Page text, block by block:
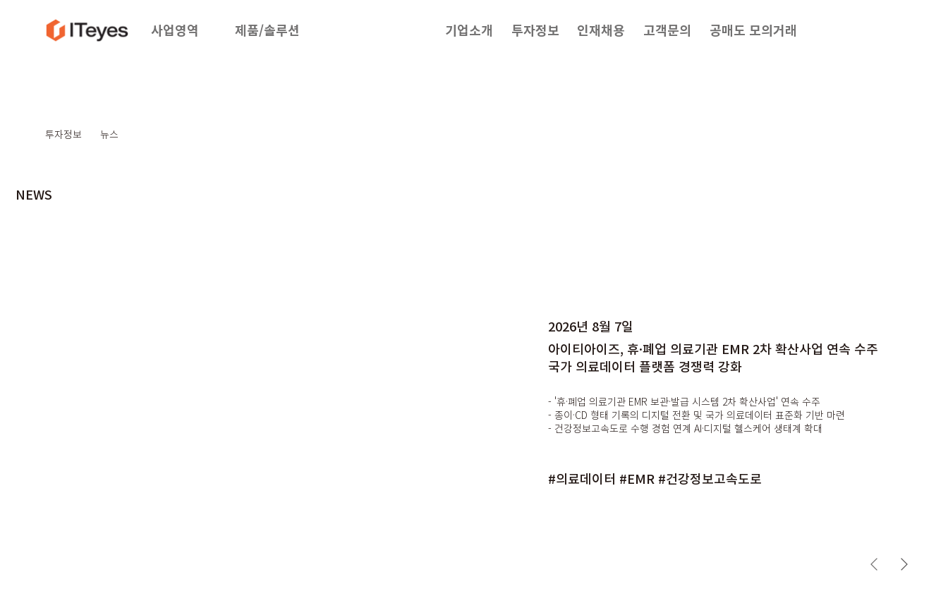
사업영역 제품/솔루션 기업소개 투자정보 인재채용 고객문의 공매도 모의거래
투자정보 뉴스
NEWS
2026년 8월 7일
아이티아이즈, 휴·폐업 의료기관 EMR 2차 확산사업 연속 수주
국가 의료데이터 플랫폼 경쟁력 강화
- '휴·폐업 의료기관 EMR 보관·발급 시스템 2차 확산사업' 연속 수주
- 종이·CD 형태 기록의 디지털 전환 및 국가 의료데이터 표준화 기반 마련
- 건강정보고속도로 수행 경험 연계 AI·디지털 헬스케어 생태계 확대
#의료데이터 #EMR #건강정보고속도로